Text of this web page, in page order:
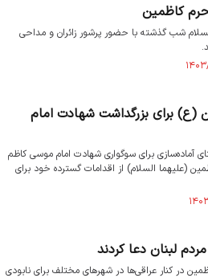
حرم کاظمین
شب گذشته با حضور پرشور زائران و مداحی
برای بزرگداشت شهادت امام
آماده‌سازی برای سوگواری شهادت امام موسی کاظم
(علیهما السلام) از اقدامات گسترده خود برای
لبنان دعا کردند
در کنار عراقی‌ها در شهرهای مختلف برای نابودی